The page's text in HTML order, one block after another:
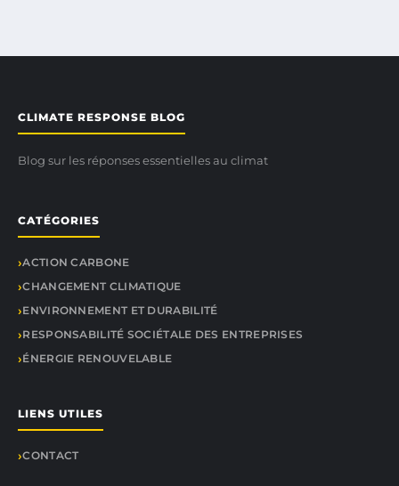
CLIMATE RESPONSE BLOG
Blog sur les réponses essentielles au climat
CATÉGORIES
ACTION CARBONE
CHANGEMENT CLIMATIQUE
ENVIRONNEMENT ET DURABILITÉ
RESPONSABILITÉ SOCIÉTALE DES ENTREPRISES
ÉNERGIE RENOUVELABLE
LIENS UTILES
CONTACT